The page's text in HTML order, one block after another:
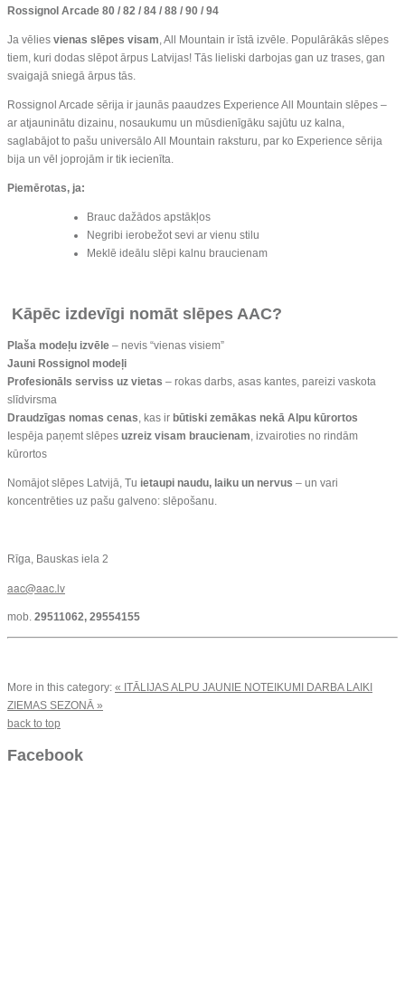
Rossignol Arcade 80 / 82 / 84 / 88 / 90 / 94
Ja vēlies vienas slēpes visam, All Mountain ir īstā izvēle. Populārākās slēpes
tiem, kuri dodas slēpot ārpus Latvijas! Tās lieliski darbojas gan uz trases, gan
svaigajā sniegā ārpus tās.
Rossignol Arcade sērija ir jaunās paaudzes Experience All Mountain slēpes –
ar atjauninātu dizainu, nosaukumu un mūsdienīgāku sajūtu uz kalna,
saglabājot to pašu universālo All Mountain raksturu, par ko Experience sērija
bija un vēl joprojām ir tik iecienīta.
Piemērotas, ja:
Brauc dažādos apstākļos
Negribi ierobežot sevi ar vienu stilu
Meklē ideālu slēpi kalnu braucienam
Kāpēc izdevīgi nomāt slēpes AAC?
Plaša modeļu izvēle – nevis “vienas visiem”
Jauni Rossignol modeļi
Profesionāls serviss uz vietas – rokas darbs, asas kantes, pareizi vaskota
slīdvirsma
Draudzīgas nomas cenas, kas ir būtiski zemākas nekā Alpu kūrortos
Iespēja paņemt slēpes uzreiz visam braucienam, izvairoties no rindām
kūrortos
Nomājot slēpes Latvijā, Tu ietaupi naudu, laiku un nervus – un vari
koncentrēties uz pašu galveno: slēpošanu.
Rīga, Bauskas iela 2
aac@aac.lv
mob. 29511062, 29554155
More in this category: « ITĀLIJAS ALPU JAUNIE NOTEIKUMI DARBA LAIKI
ZIEMAS SEZONĀ »
back to top
Facebook